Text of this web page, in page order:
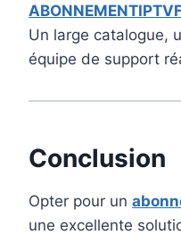
Un large catalogue,
équipe de support
Conclusion
Opter pour un
une excellente